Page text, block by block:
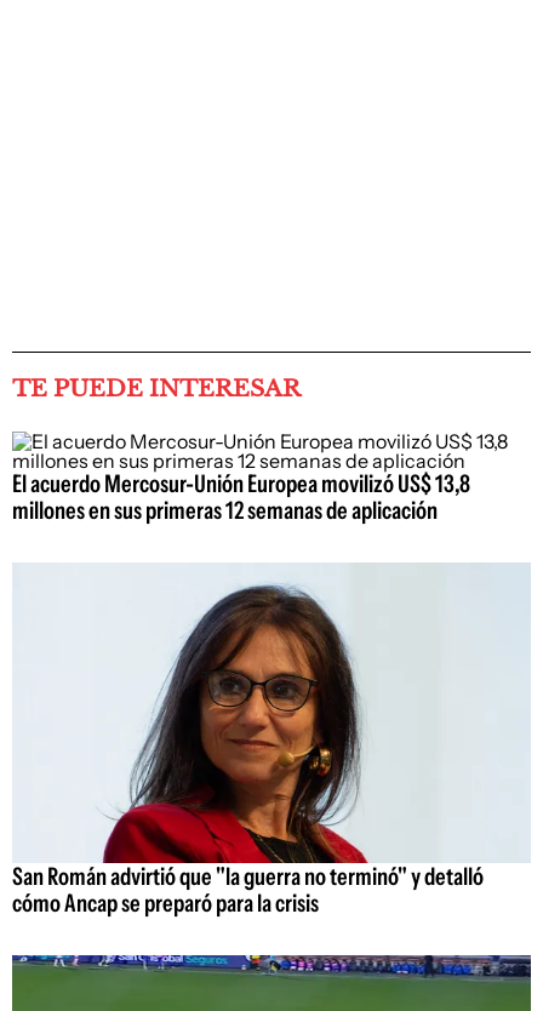
TE PUEDE INTERESAR
El acuerdo Mercosur-Unión Europea movilizó US$ 13,8
millones en sus primeras 12 semanas de aplicación
San Román advirtió que "la guerra no terminó" y detalló
cómo Ancap se preparó para la crisis